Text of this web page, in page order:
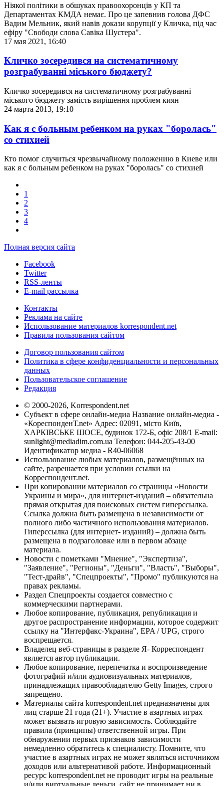
Ніякої політики в обшуках правоохоронців у КП та
Департаментах КМДА немає. Про це запевнив голова ДФС
Вадим Мельник, який навів докази корупції у Кличка, під час
ефіру "Свободи слова Савіка Шустера".
17 мая 2021, 16:40
Кличко зосередився на систематичному
розграбуванні міського бюджету?
Кличко зосередився на систематичному розграбуванні
міського бюджету замість вирішення проблем киян
24 марта 2013, 19:10
Как я с больным ребенком на руках "боролась"
со стихией
Кто помог случиться чрезвычайному положению в Киеве или
как я с больным ребенком на руках "боролась" со стихией
1
2
3
4
Полная версия сайта
Facebook
Twitter
RSS-ленты
E-mail рассылка
Контакты
Реклама на сайте
Использование материалов korrespondent.net
Правила пользования сайтом
Договор пользования сайтом
Политика в сфере конфиденциальности и персональных
данных
Пользовательское соглашение
Редакция
© 2000-2026, Korrespondent.net
Субъект в сфере онлайн-медиа Название онлайн-медиа -
«КореспонденТ.net» Адрес: 02091, місто Київ,
ХАРКІВСЬКЕ ШОСЕ, будинок 172-Б, офіс 208/1 E-mail:
sunlight@mediadim.com.ua Телефон: 044-205-43-00
Идентификатор медиа - R40-06068
Использование любых материалов, размещённых на
сайте, разрешается при условии ссылки на
Корреспондент.net.
При копировании материалов со страницы «Новости
Украины и мира», для интернет-изданий – обязательна
прямая открытая для поисковых систем гиперссылка.
Ссылка должна быть размещена в независимости от
полного либо частичного использования материалов.
Гиперссылка (для интернет- изданий) – должна быть
размещена в подзаголовке или в первом абзаце
материала.
Новости с пометками "Мнение", "Экспертиза",
"Заявление", "Регионы", "Деньги", "Власть", "Выборы",
"Тест-драйв", "Спецпроекты", "Промо" публикуются на
правах рекламы.
Раздел Спецпроекты создается совместно с
коммерческими партнерами.
Любое копирование, публикация, републикация и
другое распространение информации, которое содержит
ссылку на "Интерфакс-Украина", EPA / UPG, строго
воспрещается.
Владелец веб-страницы в разделе Я- Корреспондент
является автор публикации.
Любое копирование, перепечатка и воспроизведение
фотографий и/или аудиовизуальных материалов,
принадлежащих правообладателю Getty Images, строго
запрещено.
Материалы сайта korrespondent.net предназначены для
лиц старше 21 года (21+). Участие в азартных играх
может вызвать игровую зависимость. Соблюдайте
правила (принципы) ответственной игры. При
обнаружении первых признаков зависимости
немедленно обратитесь к специалисту. Помните, что
участие в азартных играх не может являться источником
доходов или альтернативой работе. Информационный
ресурс korrespondent.net не проводит игры на реальные